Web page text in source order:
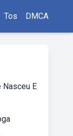
Tos DMCA
Nasceu E